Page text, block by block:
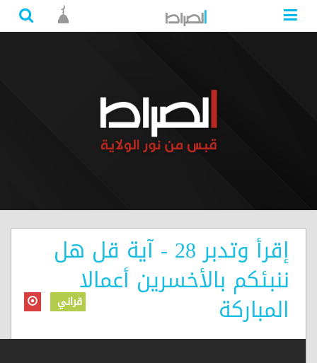
إقرأ وتدبر 28 - آية قل هل
ننبئكم بالأخسرين أعمالا
المباركة قراني